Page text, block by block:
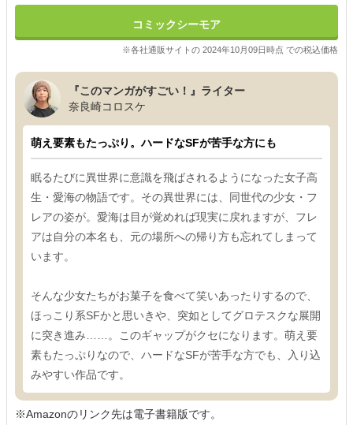
コミックシーモア
※各社通販サイトの 2024年10月09日時点 での税込価格
『このマンガがすごい！』ライター
奈良崎コロスケ
萌え要素もたっぷり。ハードなSFが苦手な方にも
眠るたびに異世界に意識を飛ばされるようになった女子高
生・愛海の物語です。その異世界には、同世代の少女・フ
レアの姿が。愛海は目が覚めれば現実に戻れますが、フレ
アは自分の本名も、元の場所への帰り方も忘れてしまって
います。
そんな少女たちがお菓子を食べて笑いあったりするので、
ほっこり系SFかと思いきや、突如としてグロテスクな展開
に突き進み……。このギャップがクセになります。萌え要
素もたっぷりなので、ハードなSFが苦手な方でも、入り込
みやすい作品です。
※Amazonのリンク先は電子書籍版です。